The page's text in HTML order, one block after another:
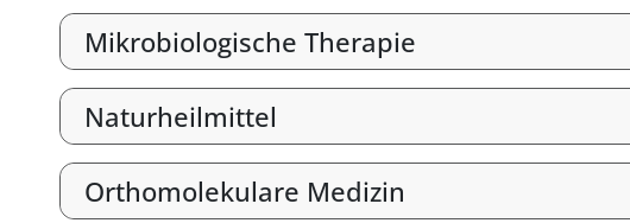
Mikrobiologische Therapie
Naturheilmittel
Orthomolekulare Medizin